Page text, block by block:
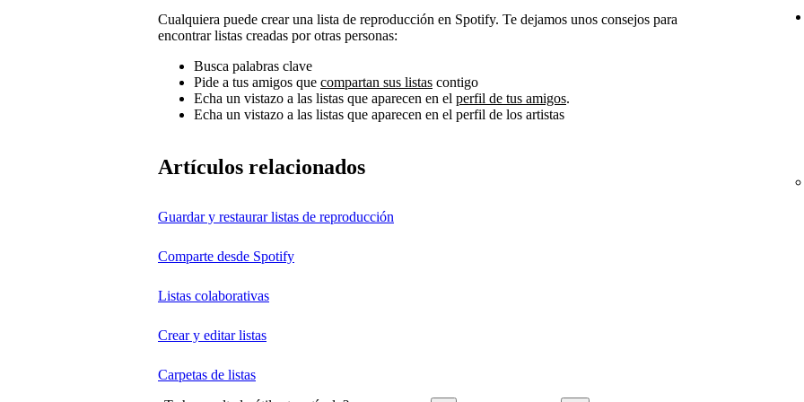
Cualquiera puede crear una lista de reproducción en Spotify. Te dejamos unos consejos para
encontrar listas creadas por otras personas:
Busca palabras clave
Pide a tus amigos que compartan sus listas contigo
Echa un vistazo a las listas que aparecen en el perfil de tus amigos.
Echa un vistazo a las listas que aparecen en el perfil de los artistas
Artículos relacionados
Guardar y restaurar listas de reproducción
Comparte desde Spotify
Listas colaborativas
Crear y editar listas
Carpetas de listas